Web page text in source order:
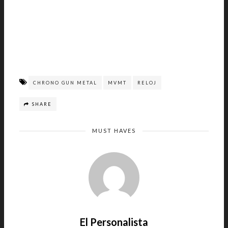
CHRONO GUN METAL MVMT RELOJ
SHARE
MUST HAVES
El Personalista